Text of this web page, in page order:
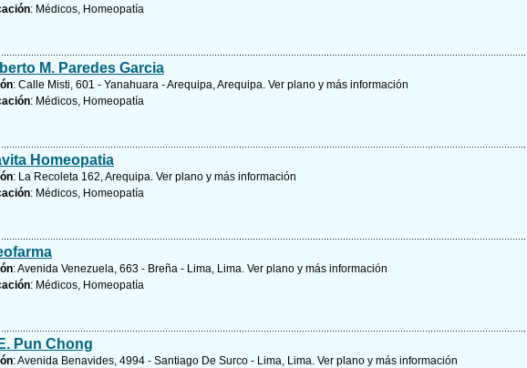
: Médicos, Homeopatía
M. Paredes Garcia
: Calle Misti, 601 - Yanahuara - Arequipa, Arequipa. Ver plano y más información
: Médicos, Homeopatía
Homeopatia
: La Recoleta 162, Arequipa. Ver plano y más información
: Médicos, Homeopatía
: Avenida Venezuela, 663 - Breña - Lima, Lima. Ver plano y más información
: Médicos, Homeopatía
Pun Chong
: Avenida Benavides, 4994 - Santiago De Surco - Lima, Lima. Ver plano y más información